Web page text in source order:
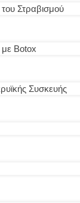
Στραβισμού
με Βotox
Συσκευής